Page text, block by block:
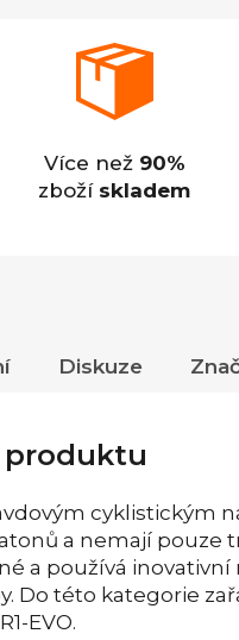
Více než 90%
zboží skladem
Diskuze
cyklistickým
a nemají pouze
a používá
Do této kategorie
EVO.